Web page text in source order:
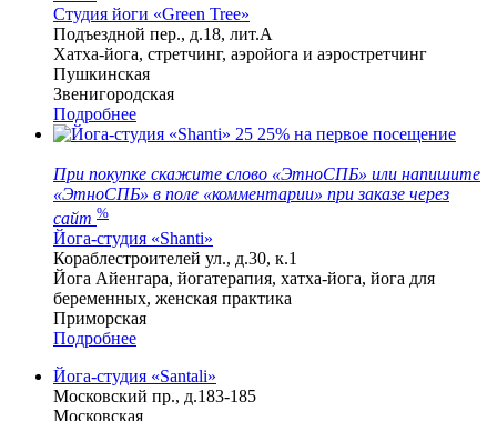
Студия йоги «Green Tree»
Подъездной пер., д.18, лит.А
Хатха-йога, стретчинг, аэройога и аэростретчинг
Пушкинская
Звенигородская
Подробнее
25 25% на первое посещение
При покупке скажите слово «ЭтноСПБ» или напишите
«ЭтноСПБ» в поле «комментарии» при заказе через
сайт %
Йога-студия «Shanti»
Кораблестроителей ул., д.30, к.1
Йога Айенгара, йогатерапия, хатха-йога, йога для
беременных, женская практика
Приморская
Подробнее
Йога-студия «Santali»
Московский пр., д.183-185
Московская